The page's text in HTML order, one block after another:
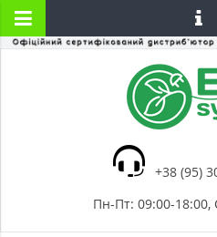
+38 (95)
Пн-Пт: 09:00-18:00,